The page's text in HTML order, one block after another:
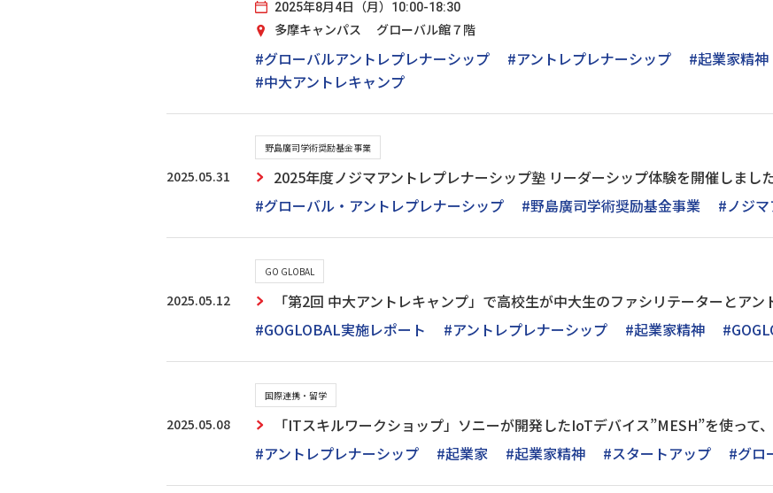
2025年8月4日（月）10:00-18:30
多摩キャンパス グローバル館７階
#グローバルアントレプレナーシップ #アントレプレナーシップ #起業家精神
#中大アントレキャンプ
2025.05.31
野島廣司学術奨励基金事業
2025年度ノジマアントレプレナーシップ塾 リーダーシップ体験を開催しまし
#グローバル・アントレプレナーシップ
#野島廣司学術奨励基金事業 #ノジ
2025.05.12
GO GLOBAL
「第2回 中大アントレキャンプ」で高校生が中大生のファシリテーターとア
#GOGLOBAL実施レポート
#アントレプレナーシップ #起業家精神
2025.05.08
国際連携・留学
「ITスキルワークショップ」ソニーが開発したIoTデバイス”MESH”を使って
#アントレプレナーシップ
#起業家 #起業家精神 #スタートアップ #グロ